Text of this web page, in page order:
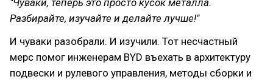
"Чуваки, теперь это просто кусок металла.
Разбирайте, изучайте и делайте лучше!"
И чуваки разобрали. И изучили. Тот несчастный
мерс помог инженерам BYD въехать в архитектуру
подвески и рулевого управления, методы сборки и